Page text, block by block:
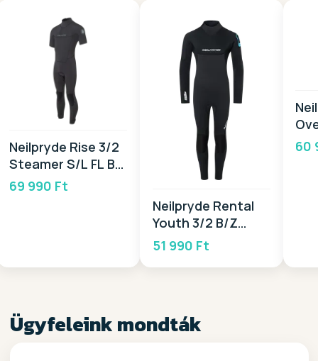
Neilpryde Rise 3/2
Steamer S/L FL BZ
2026
69 990 Ft
Neilpryde Rental
Youth 3/2 B/Z
2026
51 990 Ft
BZ
60
Ügyfeleink mondták